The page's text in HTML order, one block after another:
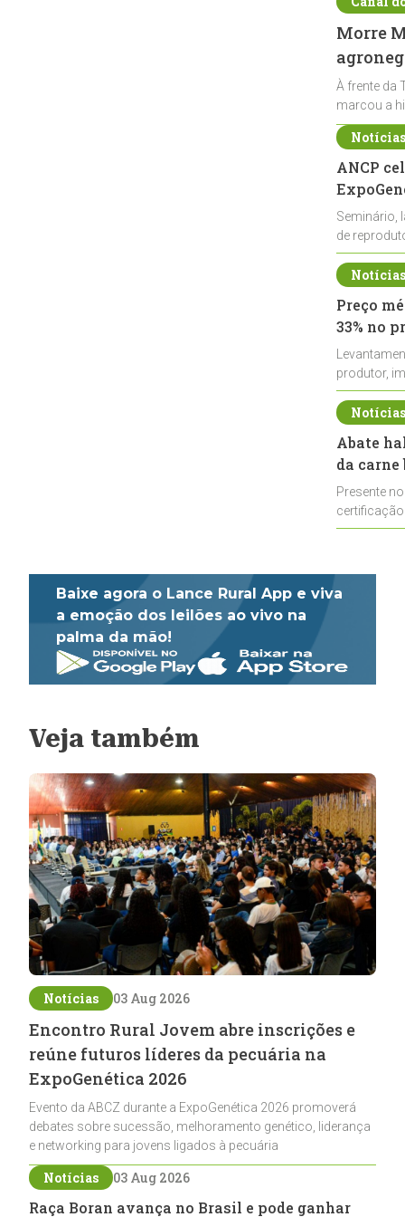
Morre
À frente da
marcou a
ANCP
Seminário,
de
durante a
Preço
33% no
produtor,
de leite cru
Abate
da
Presente
Baixe agora o Lance Rural App e viva
a emoção dos leilões ao vivo na
palma da mão!
Veja também
Notícias 03 Aug 2026
Encontro Rural Jovem abre inscrições e
reúne futuros líderes da pecuária na
ExpoGenética 2026
Evento da ABCZ durante a ExpoGenética 2026 promoverá
debates sobre sucessão, melhoramento genético, liderança
e networking para jovens ligados à pecuária
Notícias 03 Aug 2026
Raça Boran avança no Brasil e pode ganhar